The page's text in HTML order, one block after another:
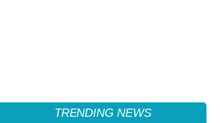
TRENDING NEWS